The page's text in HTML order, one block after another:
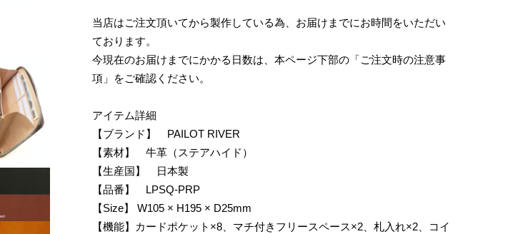
当店はご注文頂いてから製作している為、お届けまでにお時間をいただい
ております。
今現在のお届けまでにかかる日数は、本ページ下部の「ご注文時の注意事
項」をご確認ください。
アイテム詳細
【ブランド】 PAILOT RIVER
【素材】 牛革（ステアハイド）
【生産国】 日本製
【品番】 LPSQ-PRP
【Size】 W105 × H195 × D25mm
【機能】カードポケット×8、マチ付きフリースペース×2、札入れ×2、コイ